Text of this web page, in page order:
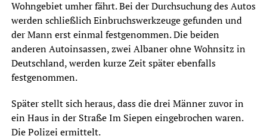
Wohngebiet umher fährt. Bei der Durchsuchung des Autos
werden schließlich Einbruchswerkzeuge gefunden und
der Mann erst einmal festgenommen. Die beiden
anderen Autoinsassen, zwei Albaner ohne Wohnsitz in
Deutschland, werden kurze Zeit später ebenfalls
festgenommen.
Später stellt sich heraus, dass die drei Männer zuvor in
ein Haus in der Straße Im Siepen eingebrochen waren.
Die Polizei ermittelt.